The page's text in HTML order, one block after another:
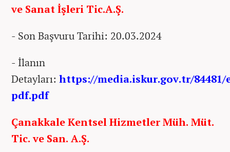
ve Sanat İşleri Tic.A.Ş.
- Son Başvuru Tarihi: 20.03.2024
- İlanın
Detayları: https://media.iskur.gov.tr/84481/
pdf.pdf
Çanakkale Kentsel Hizmetler Müh. Müt.
Tic. ve San. A.Ş.